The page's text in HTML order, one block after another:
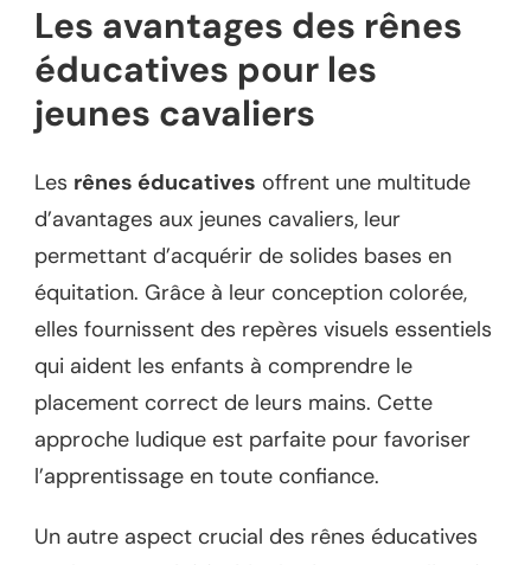
Les avantages des rênes
éducatives pour les
jeunes cavaliers
Les rênes éducatives offrent une multitude
d’avantages aux jeunes cavaliers, leur
permettant d’acquérir de solides bases en
équitation. Grâce à leur conception colorée,
elles fournissent des repères visuels essentiels
qui aident les enfants à comprendre le
placement correct de leurs mains. Cette
approche ludique est parfaite pour favoriser
l’apprentissage en toute confiance.
Un autre aspect crucial des rênes éducatives